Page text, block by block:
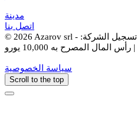
مدينة
اتصل بنا
© 2026 Azarov srl - رقم ضريبة القيمة المضافة ورقم تسجيل الشركة:
سياسة الخصوصية
Scroll to the top